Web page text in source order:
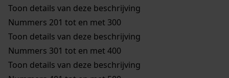
Toon details van deze beschrijving
Nummers 201 tot en met 300
Toon details van deze beschrijving
Nummers 301 tot en met 400
Toon details van deze beschrijving